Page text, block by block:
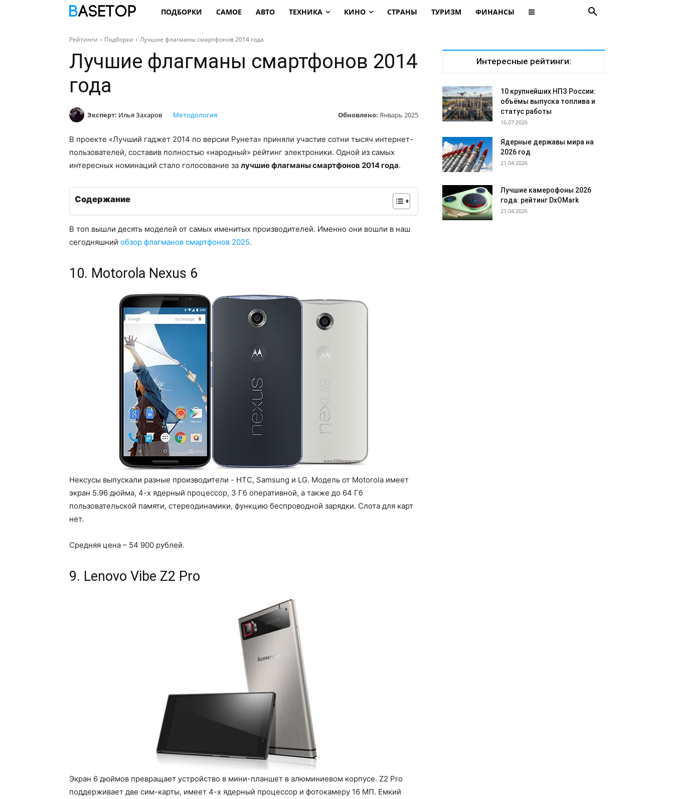
ПОДБОРКИ САМОЕ АВТО ТЕХНИКА КИНО СТРАНЫ ТУРИЗМ ФИНАНСЫ
Рейтинги Подборки Лучшие флагманы смартфонов 2014 года
Лучшие флагманы смартфонов 2014
года
Эксперт: Илья Захаров Обновлено: Январь 2025
Методология
В проекте «Лучший гаджет 2014 по версии Рунета» приняли участие сотни тысяч интернет-
пользователей, составив полностью «народный» рейтинг электроники. Одной из самых
интересных номинаций стало голосование за лучшие флагманы смартфонов 2014 года.
Содержание
В топ вышли десять моделей от самых именитых производителей. Именно они вошли в наш
сегодняшний обзор флагманов смартфонов 2025.
10. Motorola Nexus 6
Нексусы выпускали разные производители - HTC, Samsung и LG. Модель от Motorola имеет
экран 5.96 дюйма, 4-х ядерный процессор, 3 Гб оперативной, а также до 64 Гб
пользовательской памяти, стереодинамики, функцию беспроводной зарядки. Слота для карт
нет.
Средняя цена – 54 900 рублей.
9. Lenovo Vibe Z2 Pro
Экран 6 дюймов превращает устройство в мини-планшет в алюминиевом корпусе. Z2 Pro
поддерживает две сим-карты, имеет 4-х ядерный процессор и фотокамеру 16 МП. Емкий
Интересные рейтинги:
10 крупнейших НПЗ России:
объёмы выпуска топлива и
статус работы
16.07.2026
Ядерные державы мира на
2026 год
21.04.2026
Лучшие камерофоны 2026
года: рейтинг DxOMark
21.04.2026